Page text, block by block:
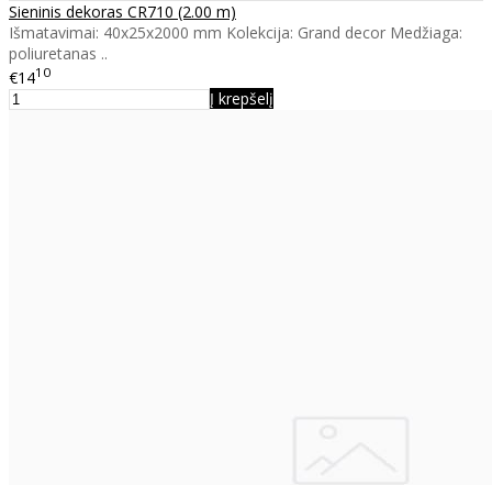
Sieninis dekoras CR710 (2.00 m)
Išmatavimai: 40x25x2000 mm Kolekcija: Grand decor Medžiaga:
poliuretanas ..
€1410
Į krepšelį